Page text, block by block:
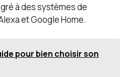
à des systèmes de
et Google Home.
pour bien choisir son